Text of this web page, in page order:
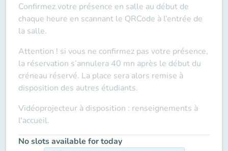
Confirmez votre présence en salle au début de
chaque heure en scannant le QRCode à l’entrée de
la salle.
Attention ! si vous ne confirmez pas votre présence,
la réservation s’annulera 40 mn après le début du
créneau réservé. La place sera alors remise à
disposition des autres étudiants.
Vidéoprojecteur à disposition : renseignements à
l'accueil.
No slots available for today